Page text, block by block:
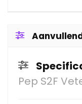
Pep S2F